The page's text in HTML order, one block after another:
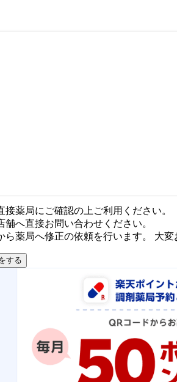
薬局にご確認の上ご利用ください。
へ直接お問い合わせください。
薬局へ修正の依頼を行います。 大
する